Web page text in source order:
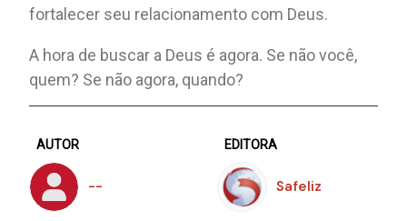
fortalecer seu relacionamento com Deus.
A hora de buscar a Deus é agora. Se não você,
quem? Se não agora, quando?
AUTOR
--
EDITORA
Safeliz